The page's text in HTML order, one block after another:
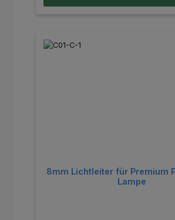
8mm Lichtleiter für Premium
Lampe